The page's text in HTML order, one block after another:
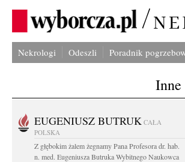
Nekrologi Odeszli Poradnik
EUGENIUSZ BUTRUK CAŁA
POLSKA
Z głębokim żalem żegnamy Pana Profesora dr. hab.
n. med. Eugeniusza Butruka Wybitnego Naukowca